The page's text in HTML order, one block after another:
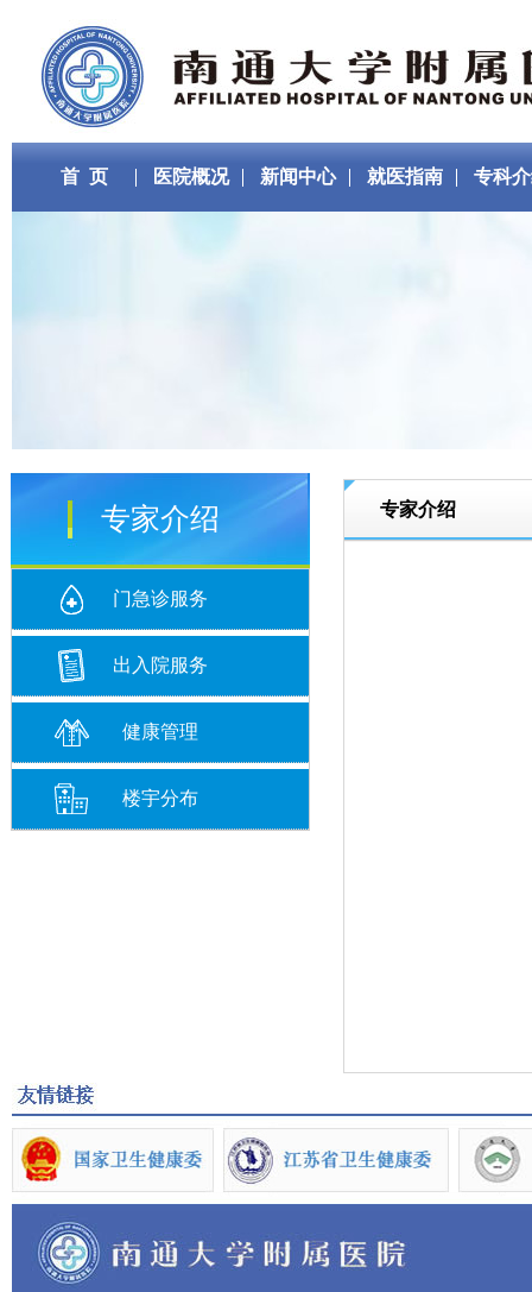
首 页 医院概况 新闻中心 就医指南 专科
专家介绍
门急诊服务
出入院服务
健康管理
楼宇分布
专家介绍